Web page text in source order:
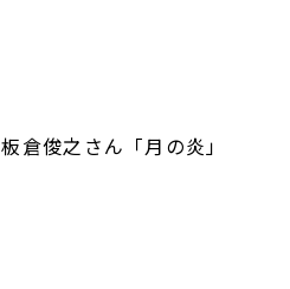
俊之さん「月の炎」